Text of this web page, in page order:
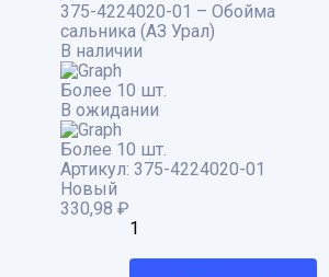
375-4224020-01 – Обойма
сальника (АЗ Урал)
В наличии
Более 10 шт.
В ожидании
Более 10 шт.
Артикул: 375-4224020-01
Новый
330,98 ₽